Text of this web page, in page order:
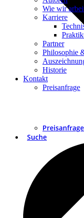
Preisanfrage
Suche
Wie wir
Karriere
Partner
Philosophie
Historie
Kontakt
Preisanfrage